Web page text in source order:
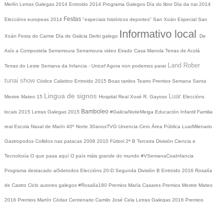
Merlín Letras Galegas 2014 Entroido 2014 Programa Galegos Día do libro Día da nai 2014
Eleccións europeas 2014 Festas "especiais históricos deportes" San Xoán Especial San
Xoán Festa do Carme Día de Galicia Derbi galego Informativo local De
Asís a Compostela Serramoura Serramoura video Eirado Casa Manola Terras de Acolá
Terras do Leste Semana da Infancia - UnicefAgora non podemos parar Land Rober
tunai show Códice Calixtino Entroido 2015 Boas tardes Teatro Premios Semana Santa
Mestre Mateo 15 Lingua de signos Hospital Real Xosé R. Gayoso Luar Eleccións
locais 2015 Letras Galegas 2015 Bamboleo #GaliciaNoiteMeiga Educación Infantil Familia
real Escola Naval de Marín 40º Norte 30anosTVG Urxencia Cero Área Pública LuarMilenario
Gastropodos Collidos nas patacas 2008 2010 Fútbol 2ª B Terceira División Ciencia e
Tecnoloxía O que pasa aquí O país máis grande do mundo #VSemanaCoaInfancia
Programa destacado aGdetodos Eleccións 20-D Segunda División B Entroido 2016 Rosalía
de Castro Ciclo autores galegos #Rosalía180 Premios María Casares Premios Mestre Mateo
2016 Premios Martín Códax Centenario Camilo José Cela Letras Galegas 2016 Premios